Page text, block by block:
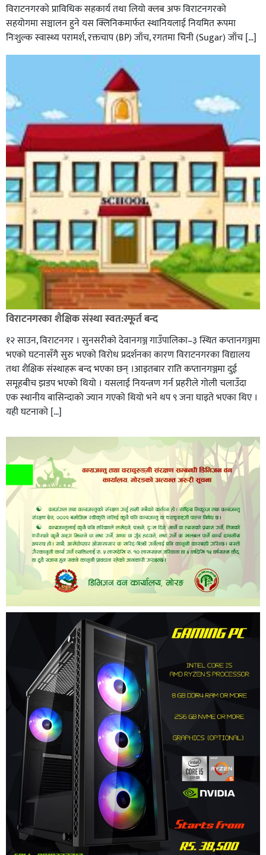
विराटनगरको प्राविधिक सहकार्य तथा लियो क्लब अफ विराटनगरको
सहयोगमा सञ्चालन हुने यस क्लिनिकमार्फत स्थानियलाई नियमित रूपमा
निःशुल्क स्वास्थ्य परामर्श, रक्तचाप (BP) जाँच, रगतमा चिनी (Sugar) जाँच […]
विराटनगरका शैक्षिक संस्था स्वत:स्फूर्त बन्द
१२ साउन, विराटनगर । सुनसरीको देवानगञ्ज गाउँपालिका–३ स्थित कप्तानगञ्जमा
भएको घटनासँगै सुरु भएको विरोध प्रदर्शनका कारण विराटनगरका विद्यालय
तथा शैक्षिक संस्थाहरू बन्द भएका छन् ।आइतबार राति कप्तानगञ्जमा दुई
समूहबीच झडप भएको थियो । यसलाई नियन्त्रण गर्न प्रहरीले गोली चलाउँदा
एक स्थानीय बासिन्दाको ज्यान गएको थियो भने थप ९ जना घाइते भएका थिए ।
यही घटनाको […]